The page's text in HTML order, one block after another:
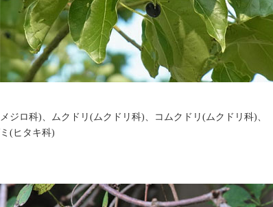
ジロ科)、ムクドリ(ムクドリ科)、コムクドリ(ムクドリ科)、
(ヒタキ科)